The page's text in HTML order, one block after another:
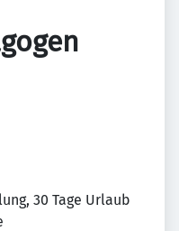
30 Tage Urlaub